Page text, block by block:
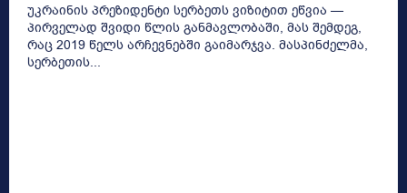
უკრაინის პრეზიდენტი სერბეთს ვიზიტით ეწვია —
პირველად შვიდი წლის განმავლობაში, მას შემდეგ,
რაც 2019 წელს არჩევნებში გაიმარჯვა. მასპინძელმა,
სერბეთის...